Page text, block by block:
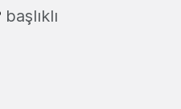
başlıklı